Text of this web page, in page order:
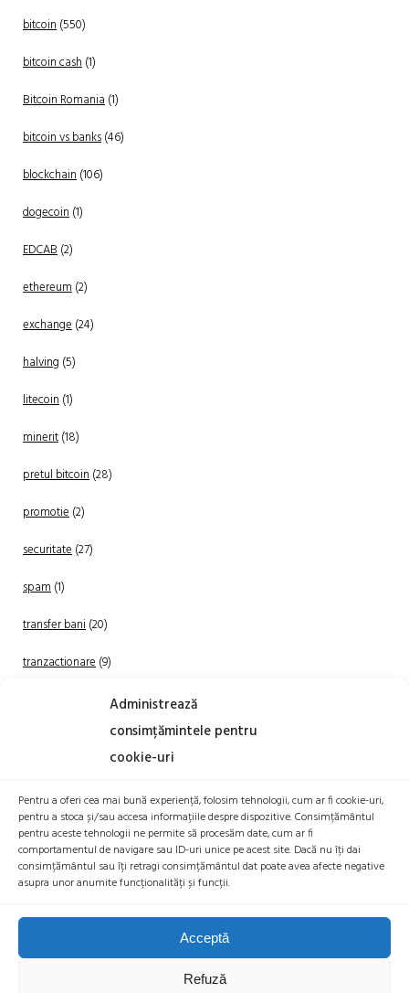
Administrează
consimțămintele pentru
cookie-uri
Pentru a oferi cea mai bună experiență, folosim tehnologii, cum ar fi cookie-uri,
pentru a stoca și/sau accesa informațiile despre dispozitive. Consimțământul
pentru aceste tehnologii ne permite să procesăm date, cum ar fi
comportamentul de navigare sau ID-uri unice pe acest site. Dacă nu îți dai
consimțământul sau îți retragi consimțământul dat poate avea afecte negative
asupra unor anumite funcționalități și funcții.
Acceptă
Refuză
bitcoin(550)
bitcoin cash(1)
Bitcoin Romania(1)
bitcoin vs banks(46)
blockchain(106)
dogecoin(1)
EDCAB(2)
ethereum(2)
exchange(24)
halving (5)
litecoin(1)
minerit(18)
pretul bitcoin(28)
promotie(2)
securitate(27)
spam(1)
transfer bani(20)
tranzactionare(9)
(20)
TRANZACTIONEAZA